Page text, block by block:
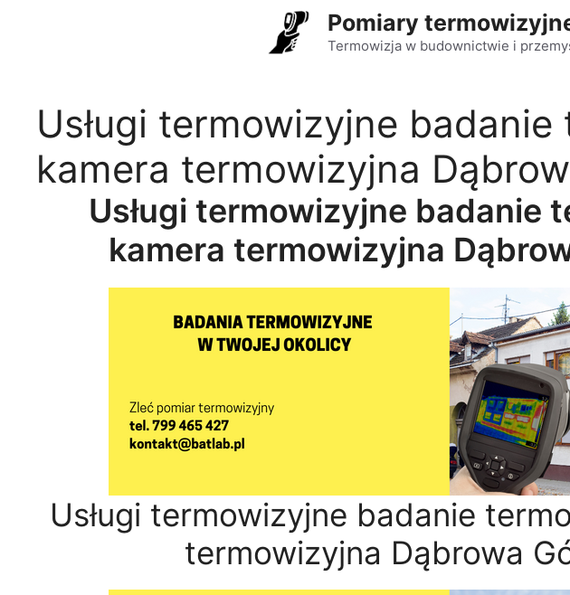
Pomiary
Termowizja w budownictwie i
Usługi termowizyjne
kamera termowizyjna
Usługi termowizyjne badanie
kamera termowizyjna
Usługi termowizyjne badanie
termowizyjna Dąbrowa